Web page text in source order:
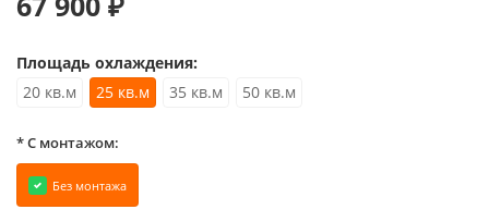
Площадь охлаждения:
20 кв.м
25 кв.м 35 кв.м 50 кв.м
* С монтажом:
Без монтажа